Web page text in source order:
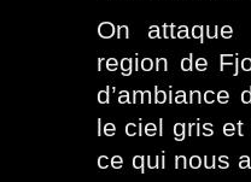
On attaque
region de
d’ambiance
le ciel gris
ce qui nous